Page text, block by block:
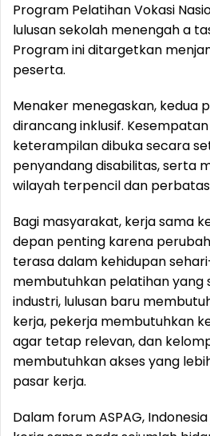
Program Pelatihan Vokasi
lulusan sekolah menengah a
Program ini ditargetkan
peserta.
Menaker menegaskan, kedua
dirancang inklusif.
keterampilan dibuka secara
penyandang disabilitas, serta
wilayah terpencil dan
Bagi masyarakat, kerja sama
depan penting karena
terasa dalam kehidupan
membutuhkan pelatihan yang
industri, lulusan baru
kerja, pekerja membutuhkan
agar tetap relevan, dan
membutuhkan akses yang
pasar kerja.
Dalam forum ASPAG,